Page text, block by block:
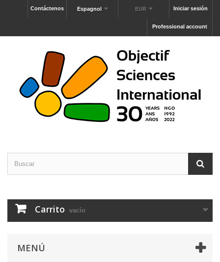
Iniciar sesión
EUR
Espagnol
Contáctenos
Professional account
Carrito vacío
MENÚ